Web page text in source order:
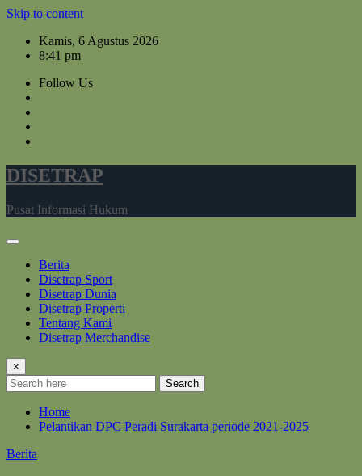
Skip to content
Kamis, 6 Agustus 2026
8:41 pm
Follow Us
DISETRAP
Pusat Informasi Hukum
Berita
Disetrap Sport
Disetrap Dunia
Disetrap Properti
Tentang Kami
Disetrap Merchandise
×
Search
Home
Pelantikan DPC Peradi Surakarta periode 2021-2025
Berita